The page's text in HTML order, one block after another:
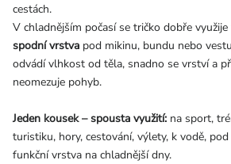
cestách.
V chladnějším počasí se tričko dobře
spodní vrstva pod mikinu, bundu nebo
odvádí vlhkost od těla, snadno se vrství a
neomezuje pohyb.
Jeden kousek – spousta využití: na sport,
turistiku, hory, cestování, výlety, k vodě,
funkční vrstva na chladnější dny.